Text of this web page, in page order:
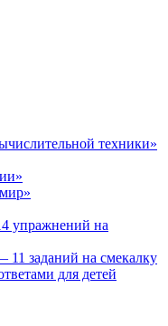
техники»
упражнений на
11 заданий на смекалку
для детей